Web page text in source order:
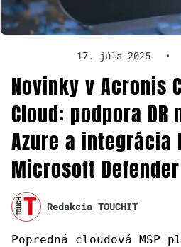
17. júla 2025 •
Novinky v Acronis
Cloud: podpora
Azure a integrácia
Microsoft Defender
Redakcia TOUCHIT
Popredná cloudová MSP